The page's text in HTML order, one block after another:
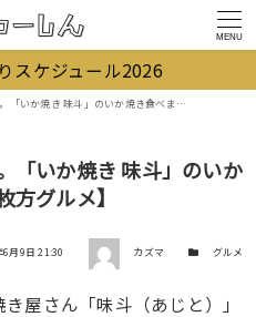
MENU
スケジュール2026
味斗」のいか焼き食べました【実食・枚方グルメ】
「いか焼き 味斗」のいか
グルメ】
6月9日 21:30 著者 カズマ カテゴリー
グルメ
屋さん「味斗（あじと）」